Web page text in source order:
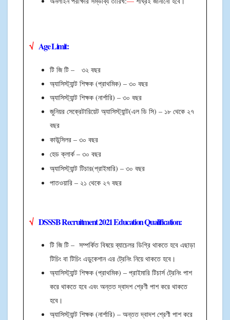
√ Age Limit:
টি জি টি – ৩২ বছর
অ্যাসিস্ট্যান্ট শিক্ষক (প্রাথমিক) – ৩০ বছর
অ্যাসিস্ট্যান্ট শিক্ষক (নার্শারি) – ৩০ বছর
জুনিয়র সেক্রেটারিয়েট অ্যাসিস্ট্যান্ট(এল ডি সি) – ১৮ থেকে ২৭
বছর
কাউন্সিলর – ৩০ বছর
হেড ক্লার্ক – ৩০ বছর
অ্যাসিস্ট্যান্ট টিচার(প্রাইমারি) – ৩০ বছর
পাতওয়ারি – ২১ থেকে ২৭ বছর
√ DSSSB Recruitment 2021Education Qualification:
টি জি টি – সম্পর্কিত বিষয়ে ব্যাচেলর ডিগ্রি থাকতে হবে এছাড়া
টিচিং বা টিচিং এডুকেশান এর ট্রেনিং নিয়ে থাকতে হবে।
অ্যাসিস্ট্যান্ট শিক্ষক (প্রাথমিক) – প্রাইমারি টিচার্স ট্রেনিং পাশ
করে থাকতে হবে এবং অন্তত দ্বাদশ শ্রেণী পাশ করে থাকতে
হবে।
অ্যাসিস্ট্যান্ট শিক্ষক (নার্শারি) – অন্তত দ্বাদশ শ্রেণী পাশ করে